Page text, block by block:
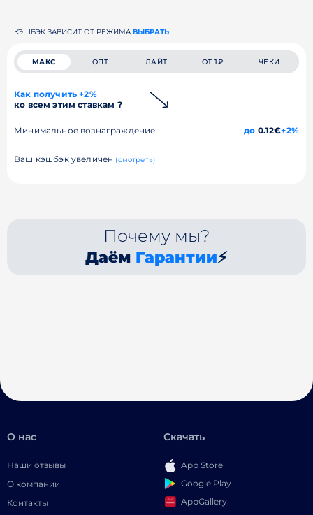
КЭШБЭК ЗАВИСИТ ОТ РЕЖИМА ВЫБРАТЬ
МАКС ОПТ ЛАЙТ ОТ 1₽ ЧЕКИ
Как получить +2%
ко всем этим ставкам ?
Минимальное вознаграждение до 0.12€+2%
Ваш кэшбэк увеличен (смотреть)
Почему мы?
Даём Гарантии⚡
О нас
Наши отзывы
О компании
Контакты
Скачать
App Store
Google Play
AppGallery